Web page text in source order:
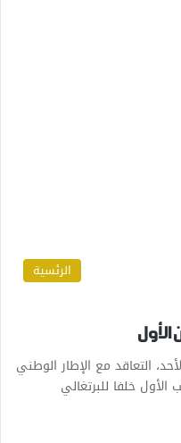
الرئسية
التعاقد مع الإطار الوطني
خلفا للبرتغالي